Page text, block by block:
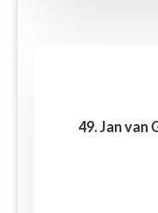
49. Jan van